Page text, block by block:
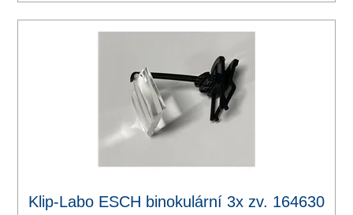
Klip-Labo ESCH binokulární 3x zv. 164630